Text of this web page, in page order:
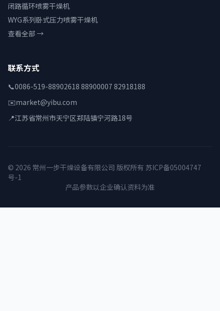
闭路循环喷雾干燥机
WYG系列卧式压力喷雾干燥机
查看全部 →
联系方式
📞0086-519-88902618 88900007 82918188
✉️market@yibu.com
📍江苏省常州市天宁区郑陆镇宁河路18号
© 2026 常州一步干燥设备有限公司 版权所有 苏ICP备05004747
号-1
产品参数以企业确认资料为准